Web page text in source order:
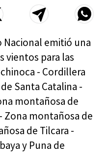
emitió una
vientos para las
- Cordillera
Santa Catalina -
montañosa de
Zona montañosa de
de Tilcara -
y Puna de